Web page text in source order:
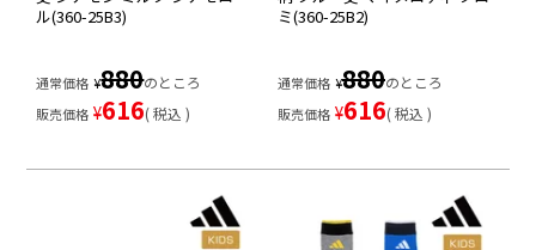
ル(360-25B3)
通常価格 ¥880のところ
販売価格 ¥616 税込
ミ(360-25B2)
通常価格 ¥880のところ
販売価格 ¥616 税込